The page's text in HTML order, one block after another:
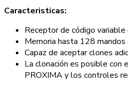
Caracteristicas:
Receptor de código
Memoria hasta 128 mandos
Capaz de aceptar clones
La clonación es posible
PROXIMA y los controles